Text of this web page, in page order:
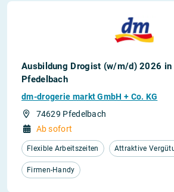
Ausbildung Drogist (w/m/d) 2026
Pfedelbach
dm-drogerie markt GmbH + Co. KG
74629 Pfedelbach
Ab sofort
Flexible Arbeitszeiten Attraktive
Firmen-Handy